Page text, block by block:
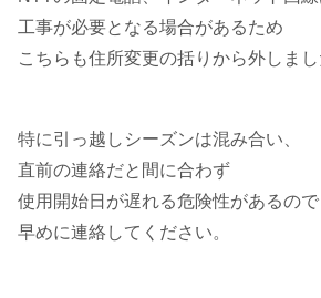
工事が必要となる場合があるため
こちらも住所変更の括りから外しまし
特に引っ越しシーズンは混み合い、
直前の連絡だと間に合わず
使用開始日が遅れる危険性があるので
早めに連絡してください。